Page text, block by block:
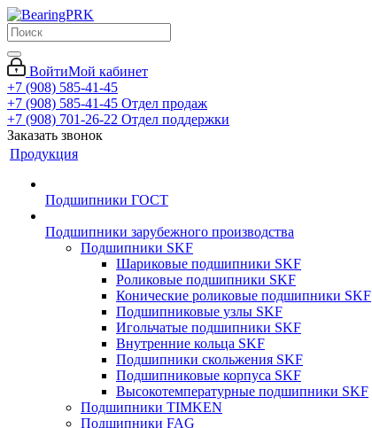
ВойтиМой кабинет
+7 (908) 585-41-45
+7 (908) 585-41-45 Отдел продаж
+7 (908) 701-26-22 Отдел поддержки
Заказать звонок
Продукция
Подшипники ГОСТ
Подшипники зарубежного производства
Подшипники SKF
Шариковые подшипники SKF
Роликовые подшипники SKF
Конические роликовые подшипники SKF
Подшипниковые узлы SKF
Игольчатые подшипники SKF
Внутренние кольца SKF
Подшипники скольжения SKF
Подшипниковые корпуса SKF
Высокотемпературные подшипники SKF
Подшипники TIMKEN
Подшипники FAG